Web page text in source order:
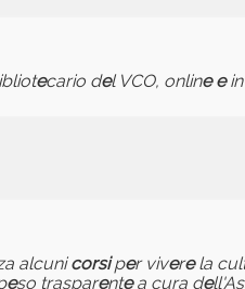
ecario del VCO, online ein
alcunicorsiper viverela
eso trasparentea cura de